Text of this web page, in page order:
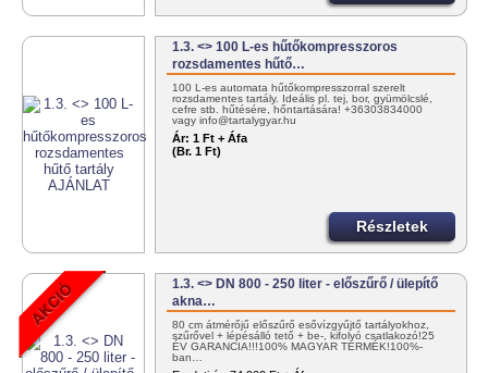
1.3. <> 100 L-es hűtőkompresszoros
rozsdamentes hűtő…
100 L-es automata hűtőkompresszorral szerelt
rozsdamentes tartály. Ideális pl. tej, bor, gyümölcslé,
cefre stb. hűtésére, hőntartására! +36303834000
vagy info@tartalygyar.hu
Ár: 1 Ft + Áfa
(Br. 1 Ft)
Részletek
1.3. <> DN 800 - 250 liter - előszűrő / ülepítő
akna…
80 cm átmérőjű előszűrő esővízgyűjtő tartályokhoz,
szűrővel + lépésálló tető + be-, kifolyó csatlakozó!25
ÉV GARANCIA!!!100% MAGYAR TERMÉK!100%-
ban…